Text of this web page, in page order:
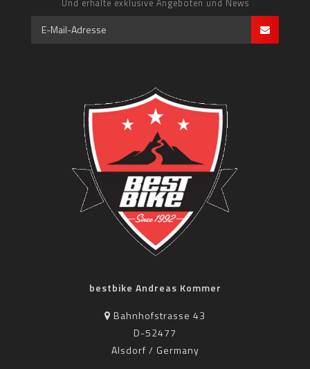
Und erhalte exklusive Angeboten und News
bestbike Andreas Kommer
Bahnhofstrasse 43
D-52477
Alsdorf / Germany